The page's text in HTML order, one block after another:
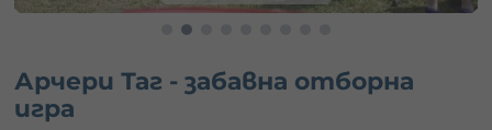
Арчери Таг - забавна отборна
игра